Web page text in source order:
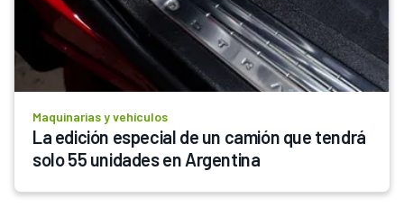
Maquinarias y vehículos
La edición especial de un camión que tendrá
solo 55 unidades en Argentina